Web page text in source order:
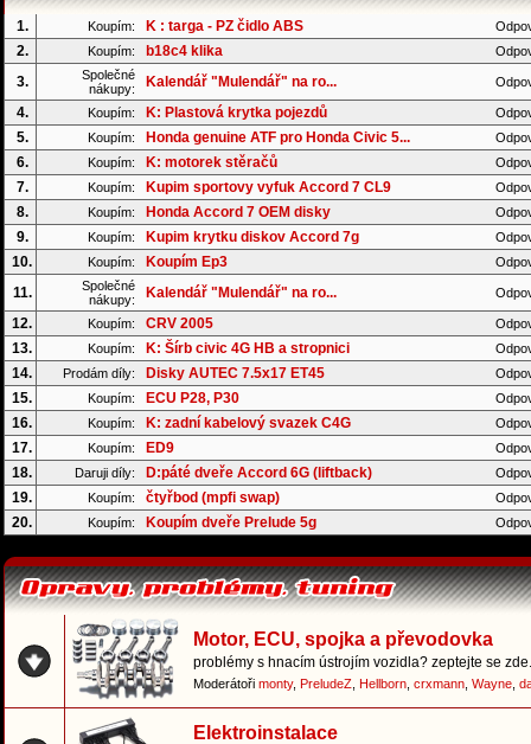
1. Koupím: K : targa - PZ čidlo ABS
2. Koupím: b18c4 klika
3.
Společné
nákupy:
Kalendář "Mulendář" na ro...
4. Koupím: K: Plastová krytka pojezdů
5. Koupím: Honda genuine ATF pro Honda Civic 5...
6. Koupím: K: motorek stěračů
7. Koupím: Kupim sportovy vyfuk Accord 7 CL9
8. Koupím: Honda Accord 7 OEM disky
9. Koupím: Kupim krytku diskov Accord 7g
10. Koupím: Koupím Ep3
11.
Společné
nákupy:
Kalendář "Mulendář" na ro...
12. Koupím: CRV 2005
13. Koupím: K: Šírb civic 4G HB a stropnici
14. Prodám díly: Disky AUTEC 7.5x17 ET45
15. Koupím: ECU P28, P30
16. Koupím: K: zadní kabelový svazek C4G
17. Koupím: ED9
18. Daruji díly: D:páté dveře Accord 6G (liftback)
19. Koupím: čtyřbod (mpfi swap)
20. Koupím: Koupím dveře Prelude 5g
Motor, ECU, spojka a převodovka
problémy s hnacím ústrojím vozidla? zeptejte se
Moderátoři monty, PreludeZ Hellborn crxmann Wayne
Elektroinstalace